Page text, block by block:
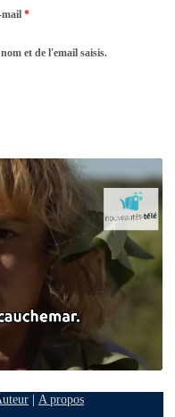
mail*
et de l'email saisis.
| A propos